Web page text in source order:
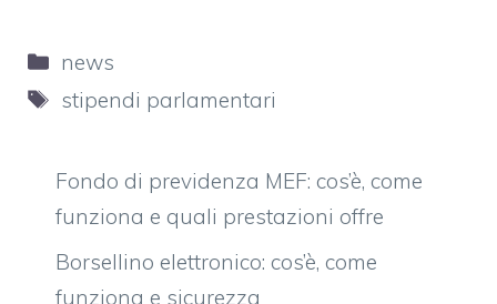
Categorie
news
Tag
stipendi parlamentari
Fondo di previdenza MEF: cos’è, come
funziona e quali prestazioni offre
Borsellino elettronico: cos’è, come
funziona e sicurezza